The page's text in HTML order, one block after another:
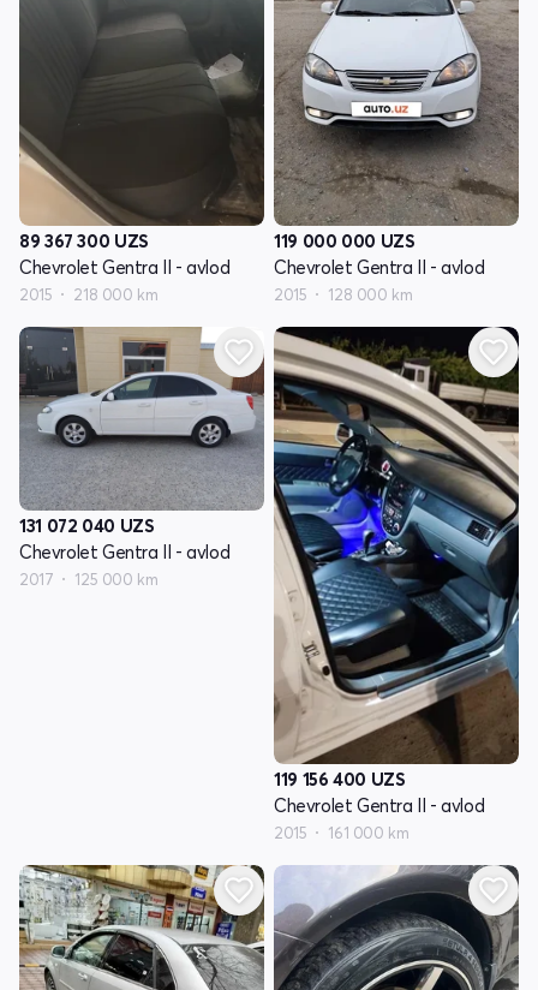
89 367 300 UZS
Chevrolet Gentra II - avlod
2015 218 000 km
119 000 000 UZS
Chevrolet Gentra II - avlod
2015 128 000 km
131 072 040 UZS
Chevrolet Gentra II - avlod
2017 125 000 km
119 156 400 UZS
Chevrolet Gentra II - avlod
2015 161 000 km